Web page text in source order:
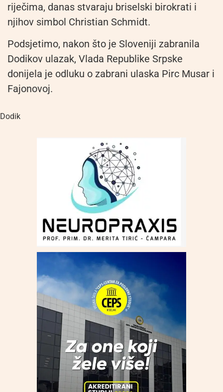
riječima, danas stvaraju briselski birokrati i
njihov simbol Christian Schmidt.
Podsjetimo, nakon što je Sloveniji zabranila
Dodikov ulazak, Vlada Republike Srpske
donijela je odluku o zabrani ulaska Pirc Musar i
Fajonovoj.
Dodik